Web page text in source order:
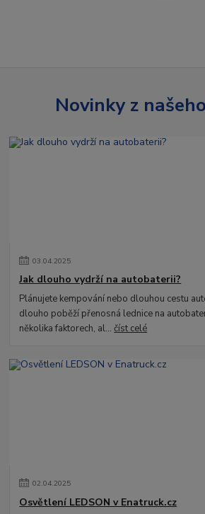
Novinky z
03.04.2025
Jak dlouho vydrží na autobaterii?
Plánujete kempování nebo dlouhou cestu
dlouho poběží přenosná lednice na
několika faktorech, al...číst celé
02.04.2025
Osvětlení LEDSON v Enatruck.cz